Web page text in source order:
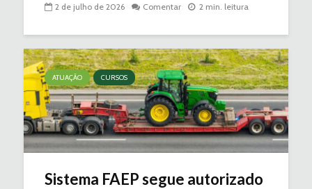
2 de julho de 2026 Comentar 2 min. leitura
ATUAÇÃO CURSOS
Sistema FAEP segue autorizado